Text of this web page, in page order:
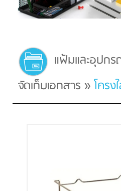
แฟ้มและอุปก
จัดเก็บเอกสาร »โคร